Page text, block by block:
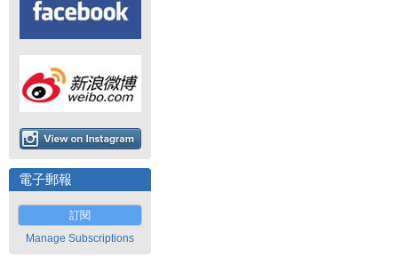
電子郵報
訂閱
Manage Subscriptions